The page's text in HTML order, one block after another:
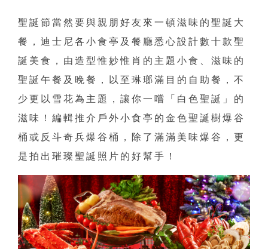
聖誕節當然要與親朋好友來一頓滋味的聖誕大
餐，迪士尼各小食亭及餐廳悉心設計數十款聖
誕美食，由造型惟妙惟肖的主題小食、滋味的
聖誕午餐及晚餐，以至琳瑯滿目的自助餐，不
少更以雪花為主題，讓你一嚐「白色聖誕」的
滋味！編輯推介戶外小食亭的金色聖誕樹爆谷
桶或反斗奇兵爆谷桶，除了滿滿美味爆谷，更
是拍出璀璨聖誕照片的好幫手！